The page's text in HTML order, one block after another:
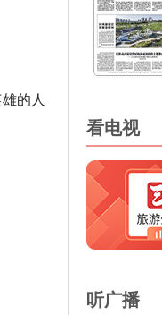
的人
看电视
听广播